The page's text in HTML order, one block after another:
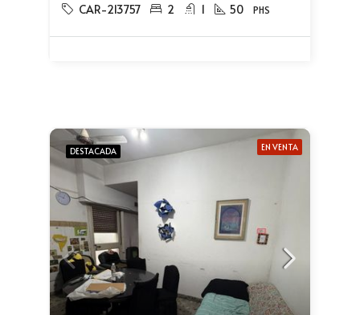
CAR-213757 2 1 50 PHS
DESTACADA EN VENTA